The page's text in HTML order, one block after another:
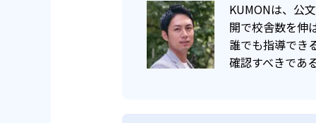
KUMONは、公
開で校舎数を伸
誰でも指導でき
確認すべきであ